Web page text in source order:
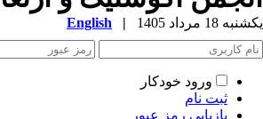
18 مرداد 1405 |
English
ورود خودکار
ثبت نام
بازیابی رمز عبور